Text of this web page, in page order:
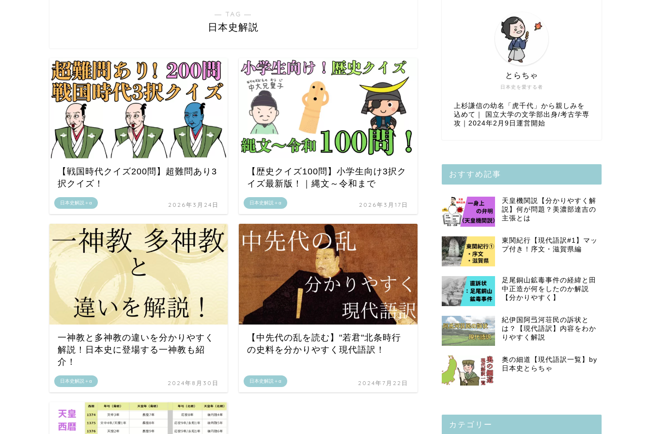
― TAG ―
日本史解説
日本史解説＋α
【戦国時代クイズ200問】超難問あり3
択クイズ！
2026年3月24日 日本史解説＋α
【歴史クイズ100問】小学生向け3択ク
イズ最新版！｜縄文～令和まで
2026年3月17日
日本史解説＋α
一神教と多神教の違いを分かりやすく
解説！日本史に登場する一神教も紹
介！
2024年8月30日 日本史解説＋α
【中先代の乱を読む】"若君"北条時行
の史料を分かりやすく現代語訳！
2024年7月22日
日本史を愛する者
とらちゃ
上杉謙信の幼名「虎千代」から親しみを
込めて｜ 国立大学の文学部出身/考古学専
攻｜2024年2月9日運営開始
おすすめ記事
天皇機関説【分かりやすく解
説】何が問題？美濃部達吉の
主張とは
東関紀行【現代語訳#1】マッ
プ付き！序文・滋賀県編
足尾銅山鉱毒事件の経緯と田
中正造が何をしたのか解説
【分かりやすく】
紀伊国阿弖河荘民の訴状と
は？【現代語訳】内容をわか
りやすく解説
奥の細道【現代語訳一覧】by
日本史とらちゃ
カテゴリー